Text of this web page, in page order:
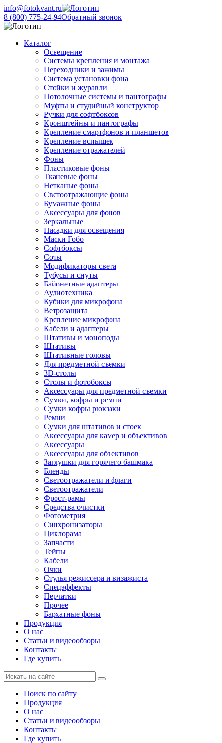
info@fotokvant.ru
8 (800) 775-24-94Обратный звонок
Каталог
Освещение
Системы крепления и монтажа
Переходники и зажимы
Система установки фона
Стойки и журавли
Потолочные системы и пантографы
Муфты и студийный конструктор
Ручки для софтбоксов
Кронштейны и пантографы
Крепление смартфонов и планшетов
Крепление вспышек
Крепление отражателей
Фоны
Пластиковые фоны
Тканевые фоны
Нетканые фоны
Светоотражающие фоны
Бумажные фоны
Аксессуары для фонов
Зеркальные
Насадки для освещения
Маски Гобо
Софтбоксы
Соты
Модификаторы света
Тубусы и снуты
Байонетные адаптеры
Аудиотехника
Кубики для микрофона
Ветрозащита
Крепление микрофона
Кабели и адаптеры
Штативы и моноподы
Штативы
Штативные головы
Для предметной съемки
3D-столы
Столы и фотобоксы
Аксессуары для предметной съемки
Сумки, кофры и ремни
Сумки кофры рюкзаки
Ремни
Сумки для штативов и стоек
Аксессуары для камер и объективов
Аксессуары
Аксессуары для объективов
Заглушки для горячего башмака
Бленды
Светоотражатели и флаги
Светоотражатели
Фрост-рамы
Средства очистки
Фотометрия
Синхронизаторы
Циклорама
Запчасти
Тейпы
Кабели
Очки
Стулья режиссера и визажиста
Спецэффекты
Перчатки
Прочее
Бархатные фоны
Продукция
О нас
Статьи и видеообзоры
Контакты
Где купить
Поиск по сайту
Продукция
О нас
Статьи и видеообзоры
Контакты
Где купить